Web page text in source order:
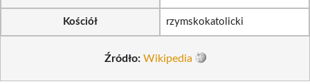
Kościół rzymskokatolicki
Źródło: Wikipedia